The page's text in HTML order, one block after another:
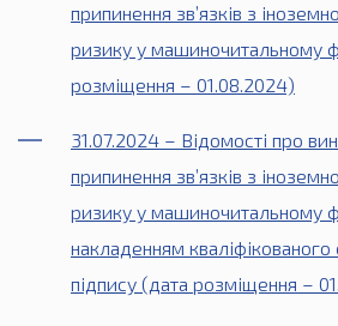
припинення зв’язків з
ризику у машиночитальному
розміщення – 01.08.2024)
31.07.2024 – Відомості про
припинення зв’язків з
ризику у машиночитальному
накладенням
підпису (дата розміщення –